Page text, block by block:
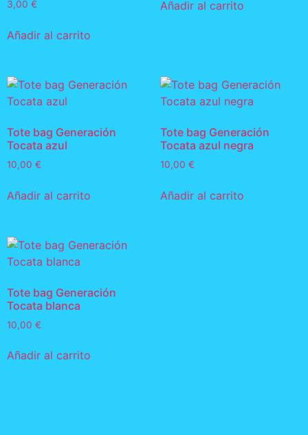
3,00 €
Añadir al carrito
Añadir al carrito
Tote bag Generación
Tocata azul
10,00 €
Añadir al carrito
Tote bag Generación
Tocata azul negra
10,00 €
Añadir al carrito
Tote bag Generación
Tocata blanca
10,00 €
Añadir al carrito